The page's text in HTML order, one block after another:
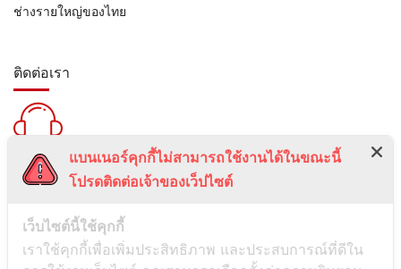
ช่างรายใหญ่ของไทย
ติดต่อเรา
สายด่วน :
099-5095739
เลขที่ 1 ซอยลาดพร้าว 24 แขวงจอมพล เขตจตุจักร กรุงเทพมหานคร
10900
แบนเนอร์คุกกี้ไม่สามารถใช้งานได้ในขณะนี้
โปรดติดต่อเจ้าของเว็ปไซต์
เว็บไซต์นี้ใช้คุกกี้
เราใช้คุกกี้เพื่อเพิ่มประสิทธิภาพ และประสบการณ์ที่ดีใน